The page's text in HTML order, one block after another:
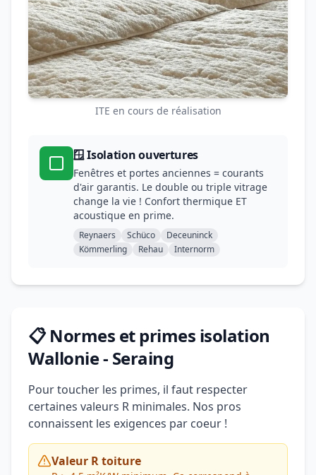
ITE en cours de réalisation
🪟 Isolation ouvertures
Fenêtres et portes anciennes = courants
d'air garantis. Le double ou triple vitrage
change la vie ! Confort thermique ET
acoustique en prime.
Reynaers Schüco
Deceuninck
Kömmerling
Rehau Internorm
📋 Normes et primes isolation
Wallonie - Seraing
Pour toucher les primes, il faut respecter
certaines valeurs R minimales. Nos pros
connaissent les exigences par coeur !
Valeur R toiture